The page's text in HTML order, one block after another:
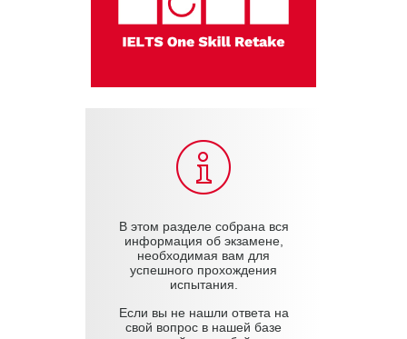
В этом разделе собрана вся
информация об экзамене,
необходимая вам для
успешного прохождения
испытания.
Если вы не нашли ответа на
свой вопрос в нашей базе